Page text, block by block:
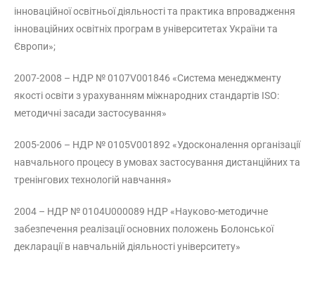
інноваційної освітньої діяльності та практика впровадження
інноваційних освітніх програм в університетах України та
Європи»;
2007-2008 – НДР № 0107V001846 «Система менеджменту
якості освіти з урахуванням міжнародних стандартів ISO:
методичні засади застосування»
2005-2006 – НДР № 0105V001892 «Удосконалення організації
навчального процесу в умовах застосування дистанційних та
тренінгових технологій навчання»
2004 – НДР № 0104U000089 НДР «Науково-методичне
забезпечення реалізації основних положень Болонської
декларації в навчальній діяльності університету»